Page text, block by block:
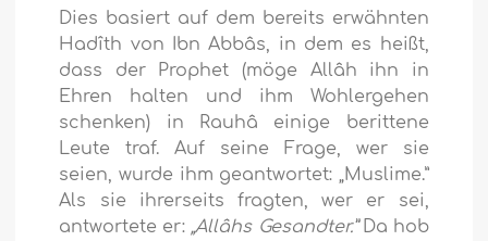
Dies basiert auf dem bereits erwähnten
Hadîth von Ibn Abbâs, in dem es heißt,
dass der Prophet (möge Allâh ihn in
Ehren halten und ihm Wohlergehen
schenken) in Rauhâ einige berittene
Leute traf. Auf seine Frage, wer sie
seien, wurde ihm geantwortet: „Muslime.”
Als sie ihrerseits fragten, wer er sei,
antwortete er: „Allâhs Gesandter.”Da hob